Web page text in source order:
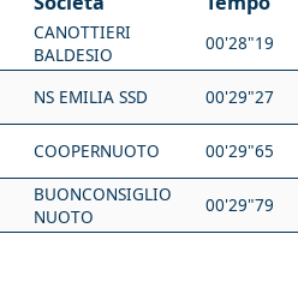
CANOTTIERI
BALDESIO
00'28"19
NS EMILIA SSD 00'29"27
COOPERNUOTO 00'29"65
BUONCONSIGLIO
NUOTO
00'29"79